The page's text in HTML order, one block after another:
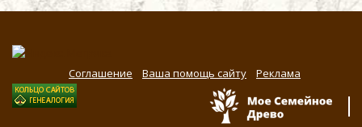
Соглашение Ваша помощь сайту Реклама